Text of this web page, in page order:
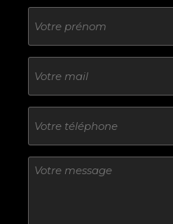
Sans
titre
E-
mail
Téléphone
Sans
titre